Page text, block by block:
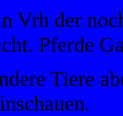
Vrh der
Pferde
Tiere